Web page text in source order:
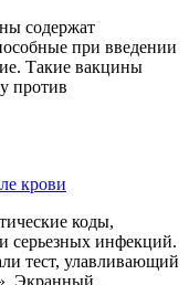
содержат
при введении
Такие вакцины
против
крови
коды,
серьезных инфекций.
тест, улавливающий
Экранный...